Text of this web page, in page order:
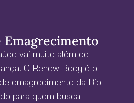
Emagrecimento
vai muito além de
O Renew Body é o
emagrecimento da Bio
para quem busca